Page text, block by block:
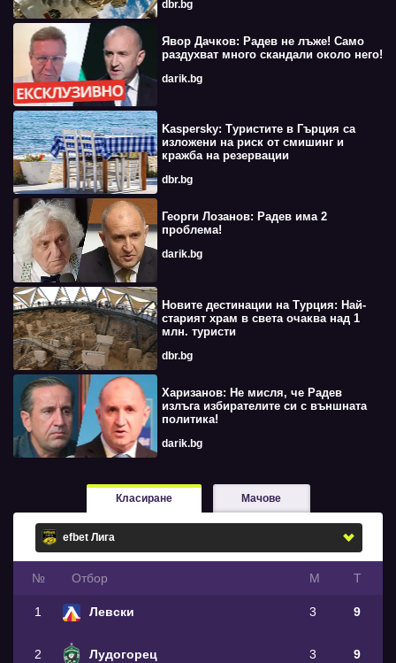
dbr.bg
Явор Дачков: Радев не лъже! Само
раздухват много скандали около него!
darik.bg
Kaspersky: Туристите в Гърция са
изложени на риск от смишинг и
кражба на резервации
dbr.bg
Георги Лозанов: Радев има 2
проблема!
darik.bg
Новите дестинации на Турция: Най-
старият храм в света очаква над 1
млн. туристи
dbr.bg
Харизанов: Не мисля, че Радев
излъга избирателите си с външната
политика!
darik.bg
Класиране Мачове
№ Oтбор М Т
1 Левски 3 9
2 Лудогорец 3 9